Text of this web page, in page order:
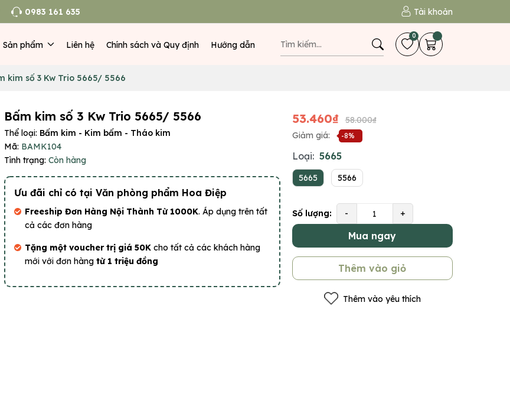
0983 161 635 Tài khoản
Sản phẩm Liên hệ Chính sách và Quy định Hướng dẫn
0
kim số 3 Kw Trio 5665/ 5566
Bấm kim số 3 Kw Trio 5665/ 5566
Thể loại: Bấm kim - Kim bấm - Tháo kim
Mã: BAMK104
Tình trạng: Còn hàng
Ưu đãi chỉ có tại Văn phòng phẩm Hoa Điệp
Freeship Đơn Hàng Nội Thành Từ 1000K. Áp dụng trên tất
cả các đơn hàng
Tặng một voucher trị giá 50K cho tất cả các khách hàng
mới với đơn hàng từ 1 triệu đồng
53.460₫
58.000₫
Giảm giá:
-8%
Loại: 5665
5665 5566
Số lượng: - +
Mua ngay
Thêm vào giỏ
Thêm vào yêu thích